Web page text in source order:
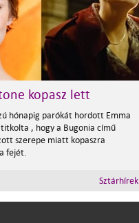
kopasz lett
hónapig parókát hordott Emma
, hogy a Bugonia című
szerepe miatt kopaszra
fejét.
Sztárhírek